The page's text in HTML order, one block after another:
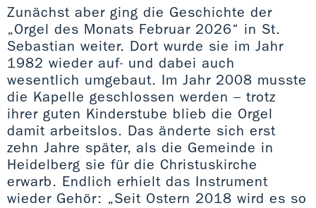
Zunächst aber ging die Geschichte der
„Orgel des Monats Februar 2026“ in St.
Sebastian weiter. Dort wurde sie im Jahr
1982 wieder auf- und dabei auch
wesentlich umgebaut. Im Jahr 2008 musste
die Kapelle geschlossen werden – trotz
ihrer guten Kinderstube blieb die Orgel
damit arbeitslos. Das änderte sich erst
zehn Jahre später, als die Gemeinde in
Heidelberg sie für die Christuskirche
erwarb. Endlich erhielt das Instrument
wieder Gehör: „Seit Ostern 2018 wird es so